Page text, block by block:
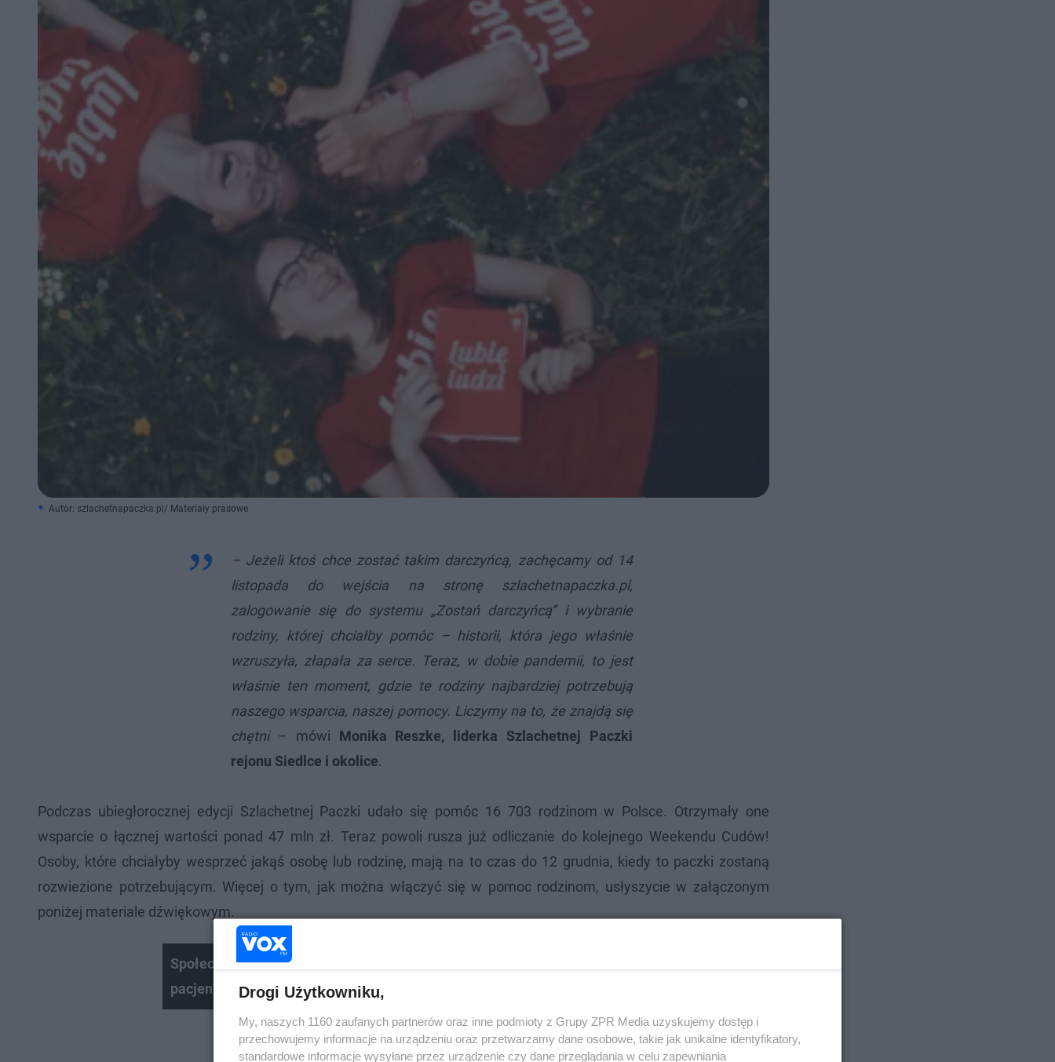
Autor: szlachetnapaczka.pl/ Materiały prasowe
– Jeżeli ktoś chce zostać takim darczyńcą, zachęcamy od 14
listopada do wejścia na stronę szlachetnapaczka.pl,
zalogowanie się do systemu „Zostań darczyńcą” i wybranie
rodziny, której chciałby pomóc – historii, która jego właśnie
wzruszyła, złapała za serce. Teraz, w dobie pandemii, to jest
właśnie ten moment, gdzie te rodziny najbardziej potrzebują
naszego wsparcia, naszej pomocy. Liczymy na to, że znajdą się
chętni– mówi Monika Reszke, liderka Szlachetnej Paczki
rejonu Siedlce i okolice.
Podczas ubiegłorocznej edycji Szlachetnej Paczki udało się pomóc 16 703 rodzinom w Polsce. Otrzymały one
wsparcie o łącznej wartości ponad 47 mln zł. Teraz powoli rusza już odliczanie do kolejnego Weekendu Cudów!
Osoby, które chciałyby wesprzeć jakąś osobę lub rodzinę, mają na to czas do 12 grudnia, kiedy to paczki zostaną
rozwiezione potrzebującym. Więcej o tym, jak można włączyć się w pomoc rodzinom, usłyszycie w załączonym
poniżej materiale dźwiękowym.
Społeczność wsi Koszewnica ufundowała kosz na nakrętki dla małych
pacjentów siedleckiego hospicjum
Drogi Użytkowniku,
My, naszych 1160 zaufanych partnerów oraz inne podmioty z Grupy ZPR Media uzyskujemy dostęp i
przechowujemy informacje na urządzeniu oraz przetwarzamy dane osobowe, takie jak unikalne identyfikatory,
standardowe informacje wysyłane przez urządzenie czy dane przeglądania w celu zapewniania